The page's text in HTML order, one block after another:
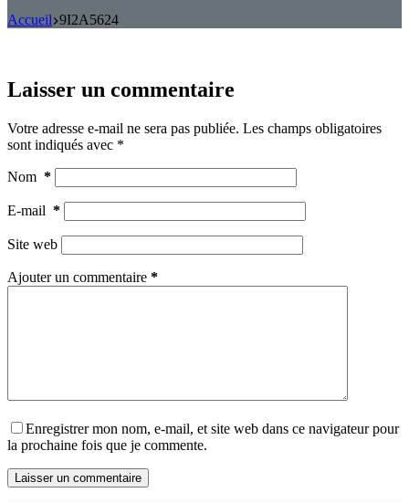
Accueil 9I2A5624
Laisser un commentaire
Votre adresse e-mail ne sera pas publiée. Les champs obligatoires
sont indiqués avec *
Nom *
E-mail *
Site web
Ajouter un commentaire *
Enregistrer mon nom, e-mail, et site web dans ce navigateur pour
la prochaine fois que je commente.
Laisser un commentaire